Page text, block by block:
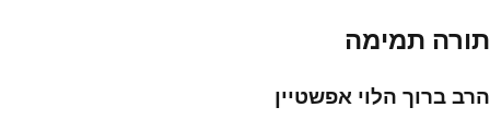
תורה תמימה
הרב ברוך הלוי אפשטיין